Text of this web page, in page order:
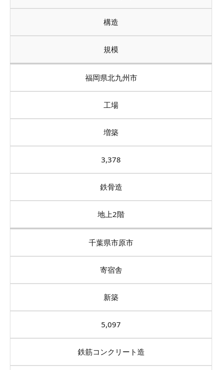
構造
規模
福岡県北九州市
工場
増築
3,378
鉄骨造
地上2階
千葉県市原市
寄宿舎
新築
5,097
鉄筋コンクリート造